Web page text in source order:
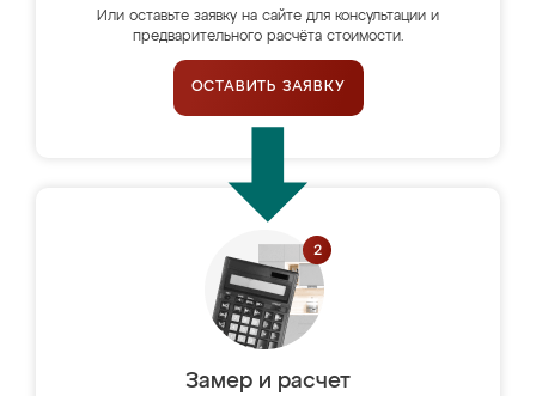
Или оставьте заявку на сайте для консультации и
предварительного расчёта стоимости.
ОСТАВИТЬ ЗАЯВКУ
Замер и расчет